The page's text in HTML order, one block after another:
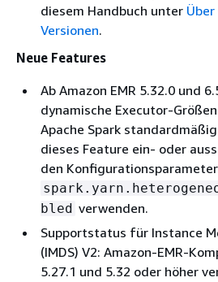
diesem Handbuch unter
Versionen.
Neue Features
Ab Amazon EMR 5.32.0 und
dynamische Executor-
Apache Spark
dieses Feature ein- oder
den Konfigurationsparameter
bled verwenden.
Supportstatus für Instance
(IMDS) V2: Amazon-EMR-
5.27.1 und 5.32 oder höher